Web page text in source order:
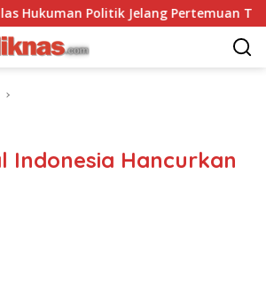
Politik Jelang Pertemuan Trump
Indonesia Hancurkan